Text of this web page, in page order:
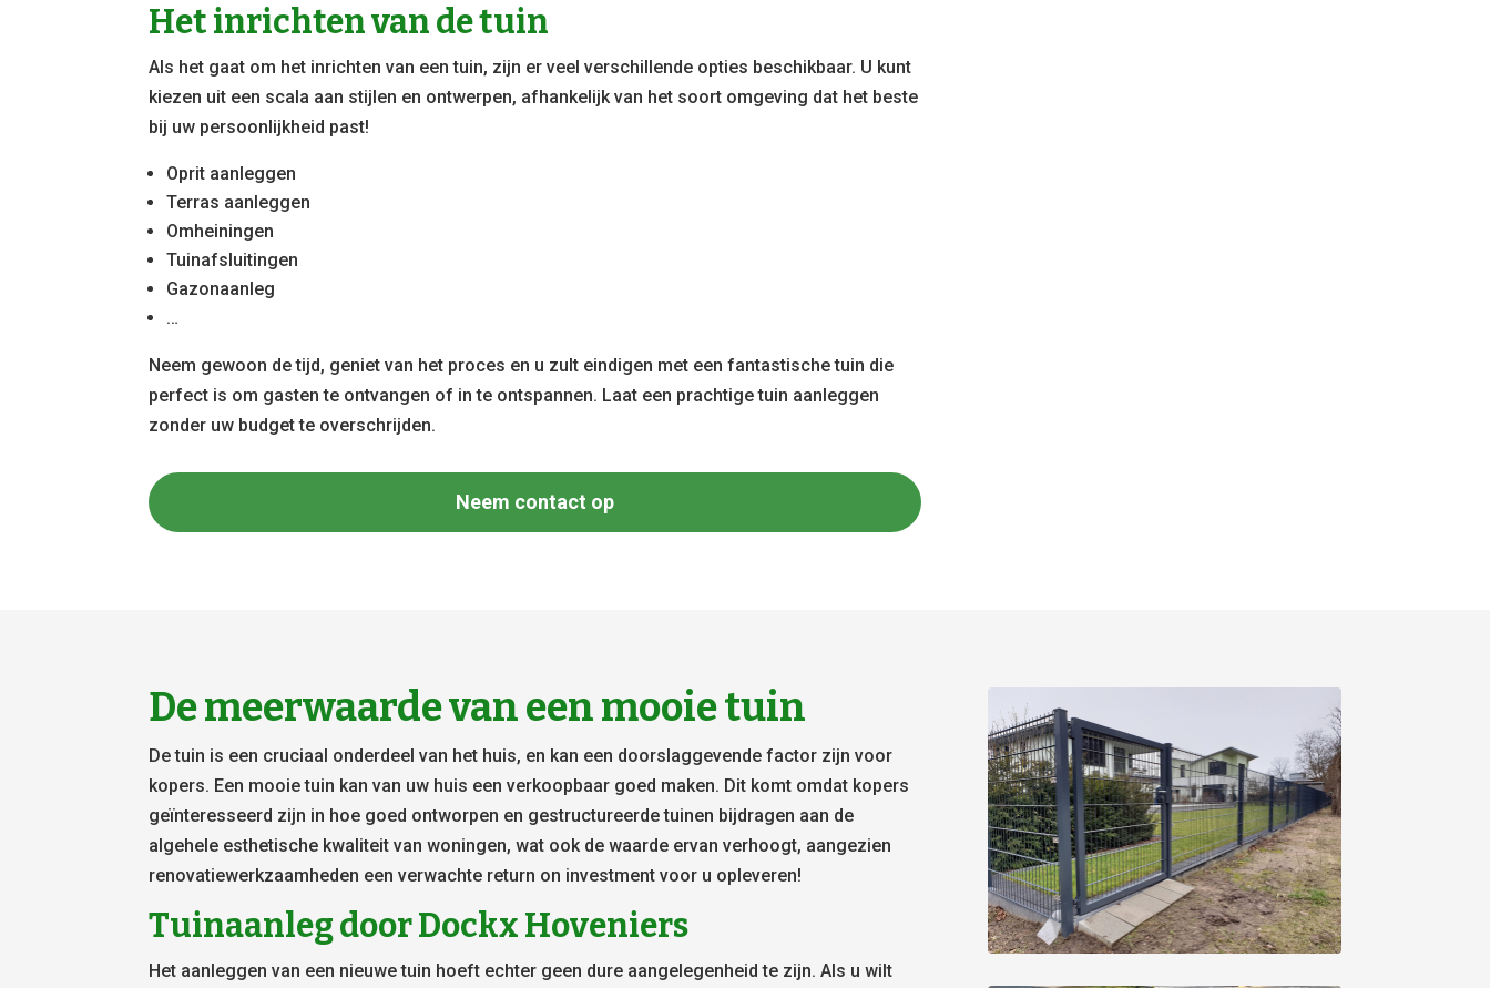
Het inrichten van de tuin
Als het gaat om het inrichten van een tuin, zijn er veel verschillende opties beschikbaar. U kunt
kiezen uit een scala aan stijlen en ontwerpen, afhankelijk van het soort omgeving dat het beste
bij uw persoonlijkheid past!
Oprit aanleggen
Terras aanleggen
Omheiningen
Tuinafsluitingen
Gazonaanleg
…
Neem gewoon de tijd, geniet van het proces en u zult eindigen met een fantastische tuin die
perfect is om gasten te ontvangen of in te ontspannen. Laat een prachtige tuin aanleggen
zonder uw budget te overschrijden.
Neem contact op
De meerwaarde van een mooie tuin
De tuin is een cruciaal onderdeel van het huis, en kan een doorslaggevende factor zijn voor
kopers. Een mooie tuin kan van uw huis een verkoopbaar goed maken. Dit komt omdat kopers
geïnteresseerd zijn in hoe goed ontworpen en gestructureerde tuinen bijdragen aan de
algehele esthetische kwaliteit van woningen, wat ook de waarde ervan verhoogt, aangezien
renovatiewerkzaamheden een verwachte return on investment voor u opleveren!
Tuinaanleg door Dockx Hoveniers
Het aanleggen van een nieuwe tuin hoeft echter geen dure aangelegenheid te zijn. Als u wilt